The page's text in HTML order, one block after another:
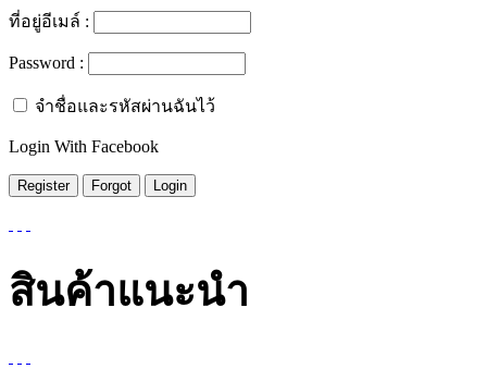
ที่อยู่อีเมล์ :
Password :
จำชื่อและรหัสผ่านฉันไว้
Login With Facebook
สินค้าแนะนำ